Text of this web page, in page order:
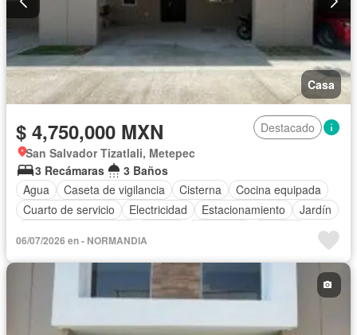
Casa
$ 4,750,000 MXN
Destacado
San Salvador Tizatlali, Metepec
3 Recámaras
3 Baños
Agua
Caseta de vigilancia Cisterna
Cocina equipada
Cuarto de servicio
Electricidad Estacionamiento
Jardín
Vista panorámica
Zonas verdes
06/07/2026 en - NORMANDIA